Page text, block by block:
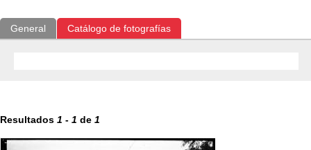
General Catálogo de fotografías
Resultados 1 - 1 de 1